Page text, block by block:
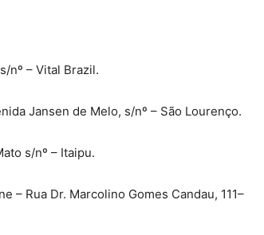
nº – Vital Brazil.
Jansen de Melo, s/nº – São Lourenço.
s/nº – Itaipu.
– Rua Dr. Marcolino Gomes Candau, 111–